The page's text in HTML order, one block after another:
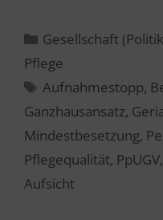
Kategorien
Gesellschaft
Pflege
Schlagwörter
Aufnahmestopp,
Ganzhausansatz,
Mindestbesetzung,
Pflegequalität, PpUGV,
Aufsicht